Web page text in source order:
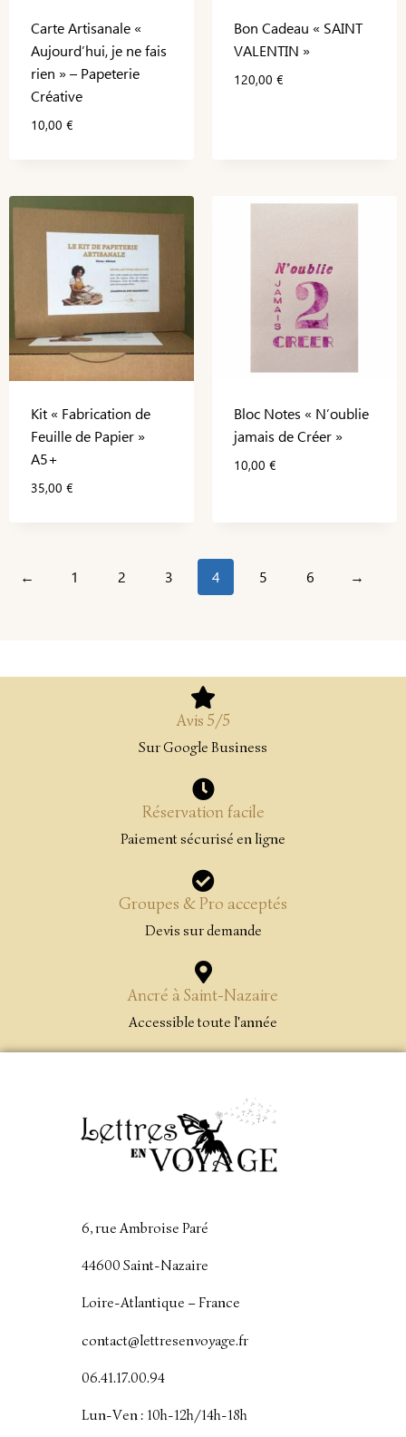
Carte Artisanale «
Aujourd’hui, je ne fais
rien » – Papeterie
Créative
10,00 €
Bon Cadeau « SAINT
VALENTIN »
120,00 €
Kit « Fabrication de
Feuille de Papier »
A5+
35,00 €
Bloc Notes « N’oublie
jamais de Créer »
10,00 €
← 1 2 3 4 5 6 →
Avis 5/5
Sur Google Business
Réservation facile
Paiement sécurisé en ligne
Groupes & Pro acceptés
Devis sur demande
Ancré à Saint-Nazaire
Accessible toute l'année
6, rue Ambroise Paré
44600 Saint-Nazaire
Loire-Atlantique – France
contact@lettresenvoyage.fr
06.41.17.00.94
Lun-Ven : 10h-12h/14h-18h